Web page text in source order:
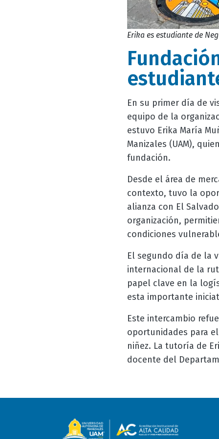
Erika es estudiante de
En su primer día de
equipo de la
estuvo Erika María
Manizales (UAM),
fundación.
Desde el área de
contexto, tuvo la
alianza con El
organización,
condiciones
El segundo día de la
internacional de la
papel clave en la
esta importante
Este intercambio
oportunidades para
niñez. La tutoría de
docente del